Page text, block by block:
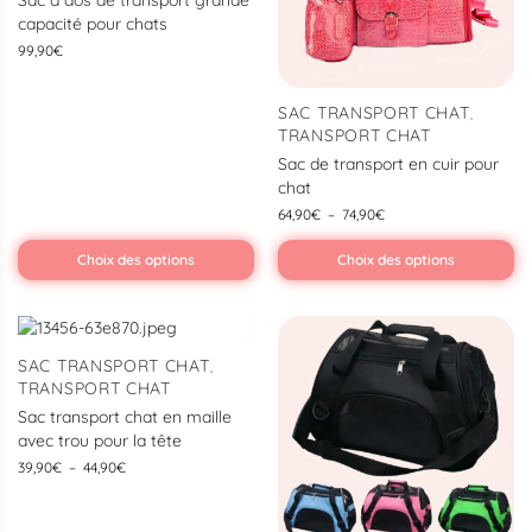
capacité pour chats
99,90€
Choix des options
SAC TRANSPORT CHAT,
TRANSPORT CHAT
Sac de transport en cuir pour
chat
64,90€ – 74,90€
Choix des options
SAC TRANSPORT CHAT,
TRANSPORT CHAT
Sac transport chat en maille
avec trou pour la tête
39,90€ – 44,90€